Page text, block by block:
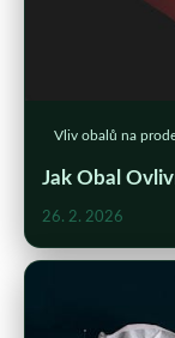
Vliv obalů na
Jak Obal
26. 2. 2026